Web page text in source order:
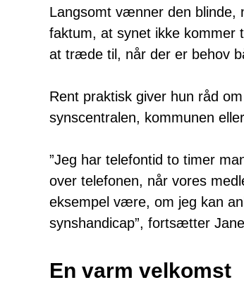
Langsomt vænner den blinde,
faktum, at synet ikke kommer
at træde til, når der er behov
Rent praktisk giver hun råd
synscentralen, kommunen
”Jeg har telefontid to timer
over telefonen, når vores
eksempel være, om jeg kan
synshandicap”, fortsætter
En varm velkomst